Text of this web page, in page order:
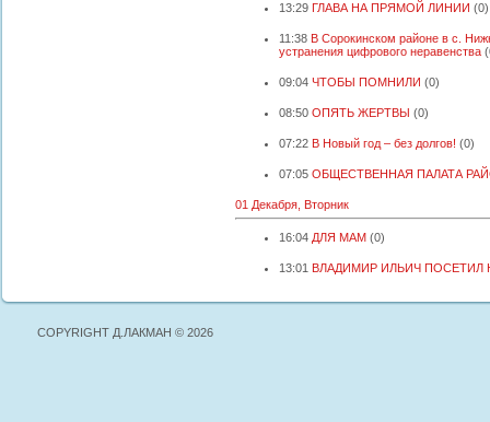
13:29 ГЛАВА НА ПРЯМОЙ ЛИНИИ (0)
11:38 В Сорокинском районе в с.
устранения цифрового неравенства
09:04 ЧТОБЫ ПОМНИЛИ (0)
08:50 ОПЯТЬ ЖЕРТВЫ (0)
07:22 В Новый год – без долгов! (0)
07:05 ОБЩЕСТВЕННАЯ ПАЛАТА
01 Декабря, Вторник
16:04 ДЛЯ МАМ (0)
13:01 ВЛАДИМИР ИЛЬИЧ ПОСЕТИЛ
COPYRIGHT Д.ЛАКМАН © 2026